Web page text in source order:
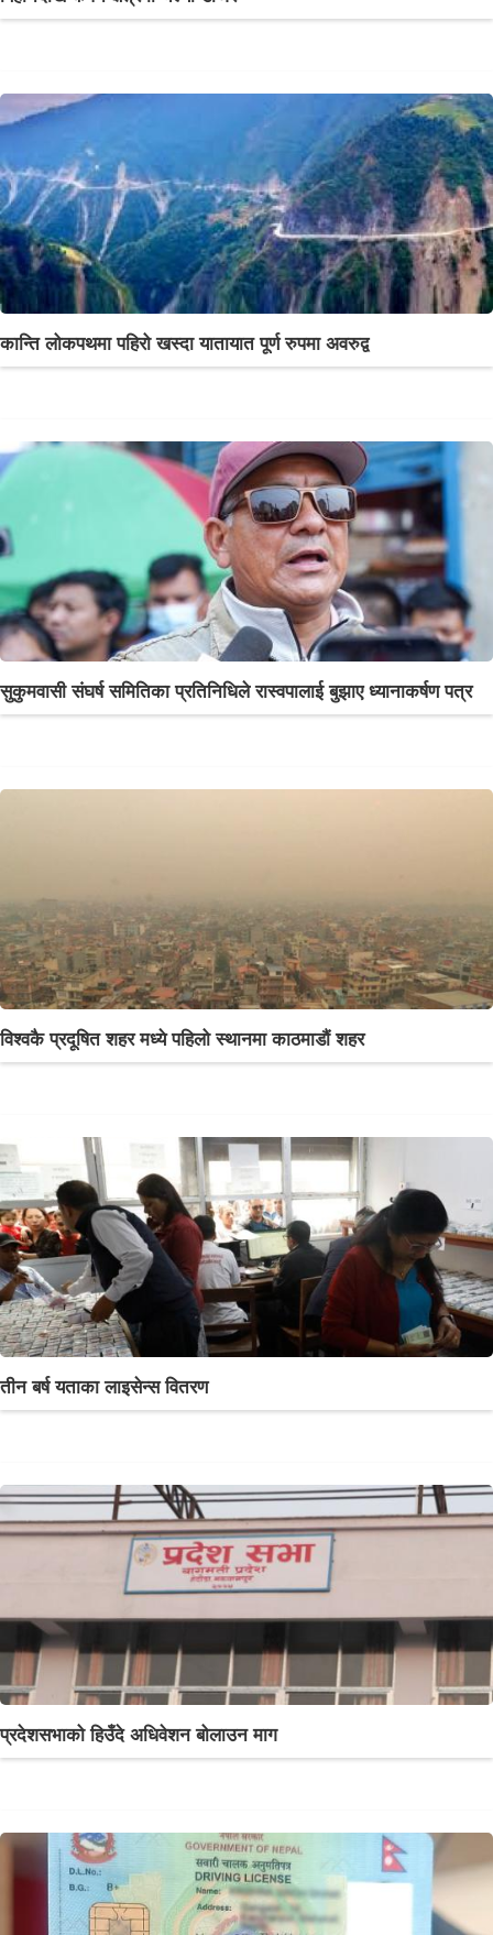
कान्ति लोकपथमा पहिरो खस्दा यातायात पूर्ण रुपमा अवरुद्व
सुकुमवासी संघर्ष समितिका प्रतिनिधिले रास्वपालाई बुझाए ध्यानाकर्षण पत्र
विश्वकै प्रदूषित शहर मध्ये पहिलो स्थानमा काठमाडौं शहर
तीन बर्ष यताका लाइसेन्स वितरण
प्रदेशसभाको हिउँदे अधिवेशन बोलाउन माग